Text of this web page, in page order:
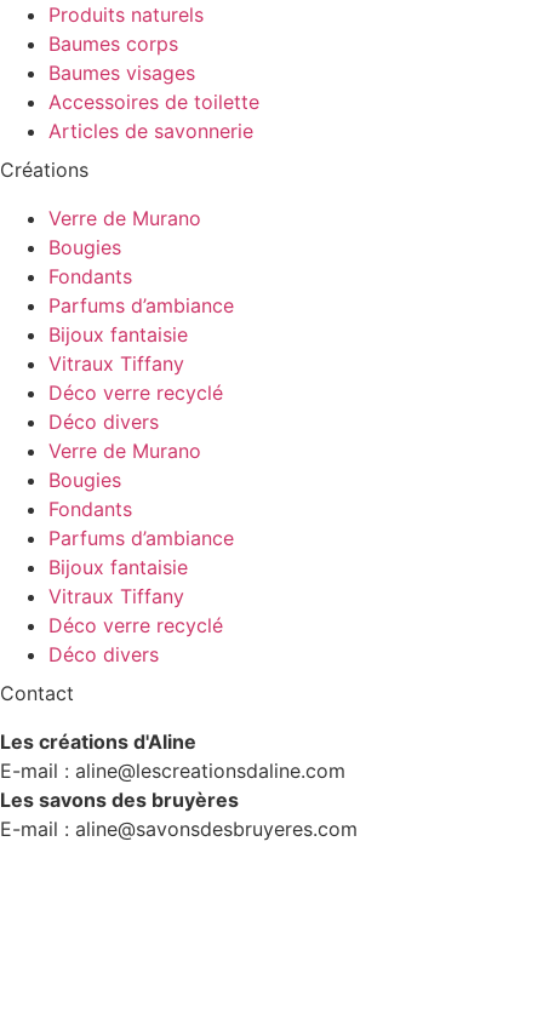
Produits naturels
Baumes corps
Baumes visages
Accessoires de toilette
Articles de savonnerie
Créations
Verre de Murano
Bougies
Fondants
Parfums d’ambiance
Bijoux fantaisie
Vitraux Tiffany
Déco verre recyclé
Déco divers
Verre de Murano
Bougies
Fondants
Parfums d’ambiance
Bijoux fantaisie
Vitraux Tiffany
Déco verre recyclé
Déco divers
Contact
Les créations d'Aline
E-mail : aline@lescreationsdaline.com
Les savons des bruyères
E-mail : aline@savonsdesbruyeres.com